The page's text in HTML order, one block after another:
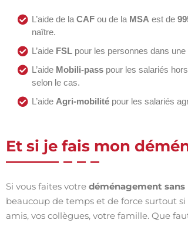
L’aide de la CAF ou de la MSA est de
naître.
L’aide FSL pour les personnes dans
L’aide Mobili-pass pour les salariés
selon le cas.
L’aide Agri-mobilité pour les salariés
Et si je fais mon
Si vous faites votre déménagement
beaucoup de temps et de force surtout
amis, vos collègues, votre famille. Que